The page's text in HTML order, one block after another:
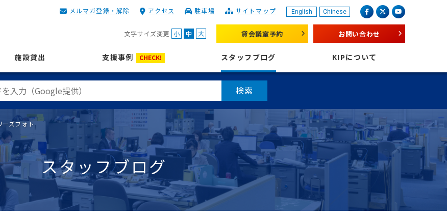
KIP | 公益財団法人 神奈川産業振興センター English Chinese facebookX（旧 twitter）
youtube
メルマガ登録・解除 アクセス 駐車場 サイトマップ
文字サイズ変更 小 中 大 貸会議室予約 お問い合わせ
施設貸出 支援事例 CHECK! スタッフブログ KIPについて
検索
ズフォト
スタッフブログ